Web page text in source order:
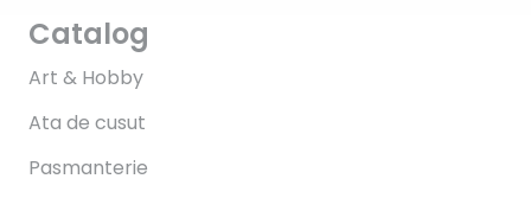
Catalog
Art & Hobby
Ata de cusut
Pasmanterie